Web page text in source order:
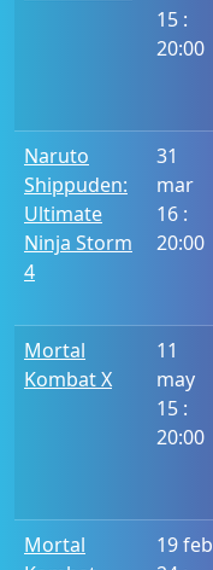
15 :
20:00
Naruto
Shippuden:
Ultimate
Ninja Storm
4
31
mar
16 :
20:00
Mortal
Kombat X
11
may
15 :
20:00
Mortal
19 feb